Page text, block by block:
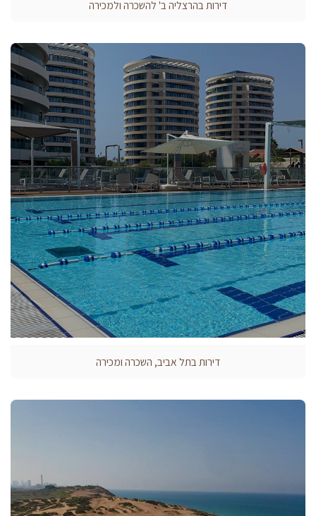
דירות בהרצליה ב' להשכרה ולמכירה
דירות בתל אביב, השכרה ומכירה